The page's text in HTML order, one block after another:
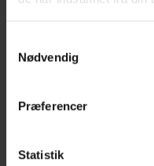
Nødvendig
Præferencer
Statistik